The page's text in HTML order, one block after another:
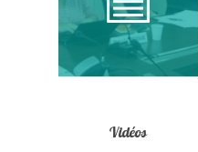
Vidéos